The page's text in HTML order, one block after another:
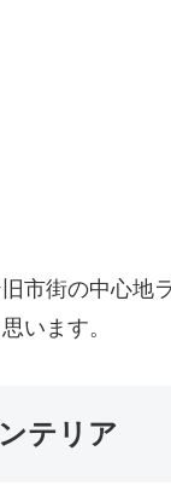
市街の中心地
います。
テリア